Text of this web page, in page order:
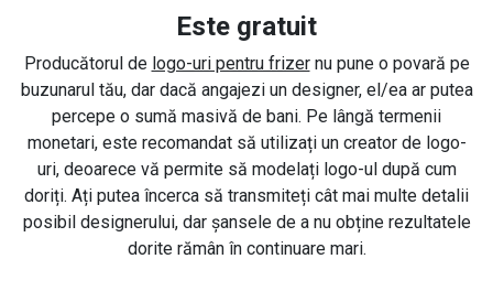
Este gratuit
Producătorul de logo-uri pentru frizernu pune o povară pe
buzunarul tău, dar dacă angajezi un designer, el/ea ar putea
percepe o sumă masivă de bani. Pe lângă termenii
monetari, este recomandat să utilizați un creator de logo-
uri, deoarece vă permite să modelați logo-ul după cum
doriți. Ați putea încerca să transmiteți cât mai multe detalii
posibil designerului, dar șansele de a nu obține rezultatele
dorite rămân în continuare mari.